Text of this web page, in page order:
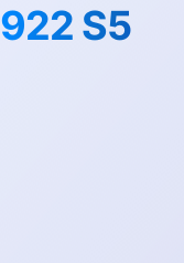
922 S5